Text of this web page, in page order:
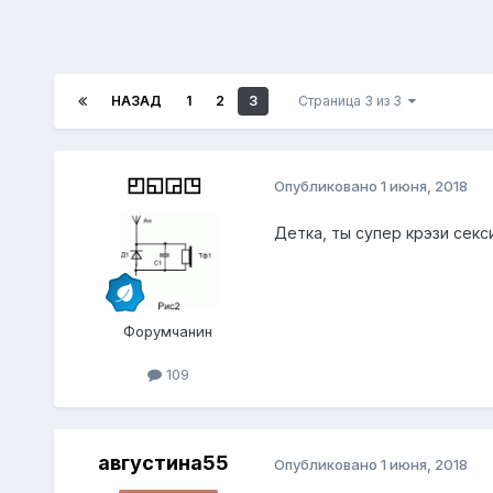
НАЗАД 1 2 3 Страница 3 из 3
◰◱◲◳
Форумчанин
109
Опубликовано 1 июня, 2018
Детка, ты супер крэзи
августина55 Опубликовано 1 июня, 2018